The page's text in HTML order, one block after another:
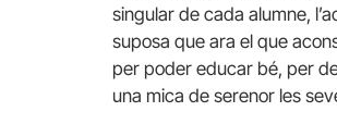
singular de cada alumne,
suposa que ara el que
per poder educar bé, per
una mica de serenor les